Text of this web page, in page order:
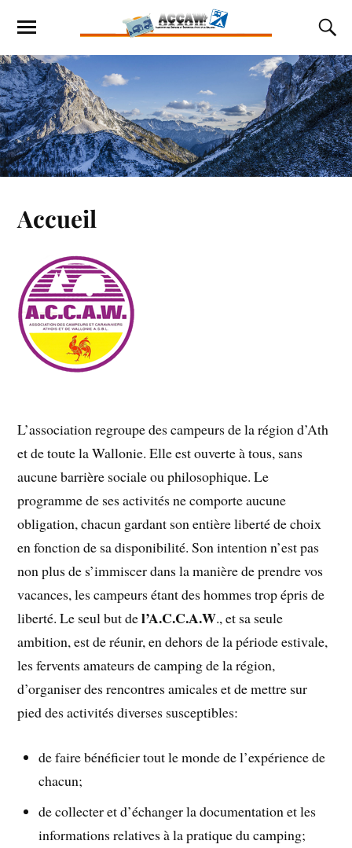
Accueil
L’association regroupe des campeurs de la région d’Ath
et de toute la Wallonie. Elle est ouverte à tous, sans
aucune barrière sociale ou philosophique. Le
programme de ses activités ne comporte aucune
obligation, chacun gardant son entière liberté de choix
en fonction de sa disponibilité. Son intention n’est pas
non plus de s’immiscer dans la manière de prendre vos
vacances, les campeurs étant des hommes trop épris de
liberté. Le seul but del’A.C.C.A.W., et sa seule
ambition, est de réunir, en dehors de la période estivale,
les fervents amateurs de camping de la région,
d’organiser des rencontres amicales et de mettre sur
pied des activités diverses susceptibles:
de faire bénéficier tout le monde de l’expérience de
chacun;
de collecter et d’échanger la documentation et les
informations relatives à la pratique du camping;